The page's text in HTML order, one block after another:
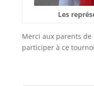
Les
Merci aux parents
participer à ce